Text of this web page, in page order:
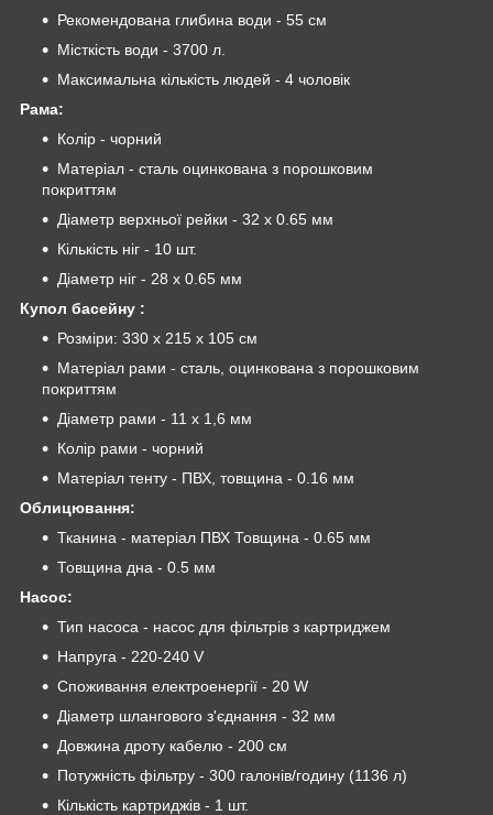
Рекомендована глибина води - 55 см
Місткість води - 3700 л.
Максимальна кількість людей - 4 чоловік
Рама:
Колір - чорний
Матеріал - сталь оцинкована з порошковим
покриттям
Діаметр верхньої рейки - 32 х 0.65 мм
Кількість ніг - 10 шт.
Діаметр ніг - 28 х 0.65 мм
Купол басейну :
Розміри: 330 х 215 х 105 см
Матеріал рами - сталь, оцинкована з порошковим
покриттям
Діаметр рами - 11 x 1,6 мм
Колір рами - чорний
Матеріал тенту - ПВХ, товщина - 0.16 мм
Облицювання:
Тканина - матеріал ПВХ Товщина - 0.65 мм
Товщина дна - 0.5 мм
Насос:
Тип насоса - насос для фільтрів з картриджем
Напруга - 220-240 V
Споживання електроенергії - 20 W
Діаметр шлангового з'єднання - 32 мм
Довжина дроту кабелю - 200 см
Потужність фільтру - 300 галонів/годину (1136 л)
Кількість картриджів - 1 шт.